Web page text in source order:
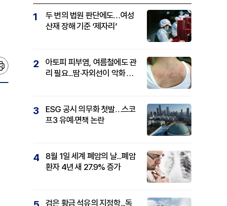
1
두 번의 법원 판단에도…여성
산재 장해 기준 ‘제자리’
2
아토피 피부염, 여름철에도 관
리 필요...땀·자외선이 악화 요
3
ESG 공시 의무화 첫발…스코
프3 유예·면책 논란
4
8월 1일 세계 폐암의 날...폐암
환자 4년 새 27.9% 증가
검은 황금 석유의 지정학...독